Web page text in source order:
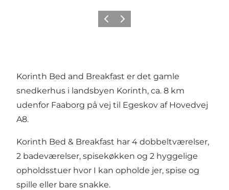
Forrige billede
Næste billede
Korinth Bed and Breakfast er det gamle
snedkerhus i landsbyen Korinth, ca. 8 km
udenfor Faaborg på vej til Egeskov af Hovedvej
A8.
Korinth Bed & Breakfast har 4 dobbeltværelser,
2 badeværelser, spisekøkken og 2 hyggelige
opholdsstuer hvor I kan opholde jer, spise og
spille eller bare snakke.